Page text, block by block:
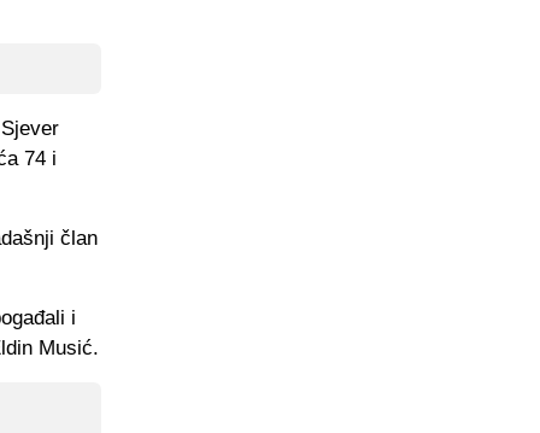
74 i
član
i
Musić.